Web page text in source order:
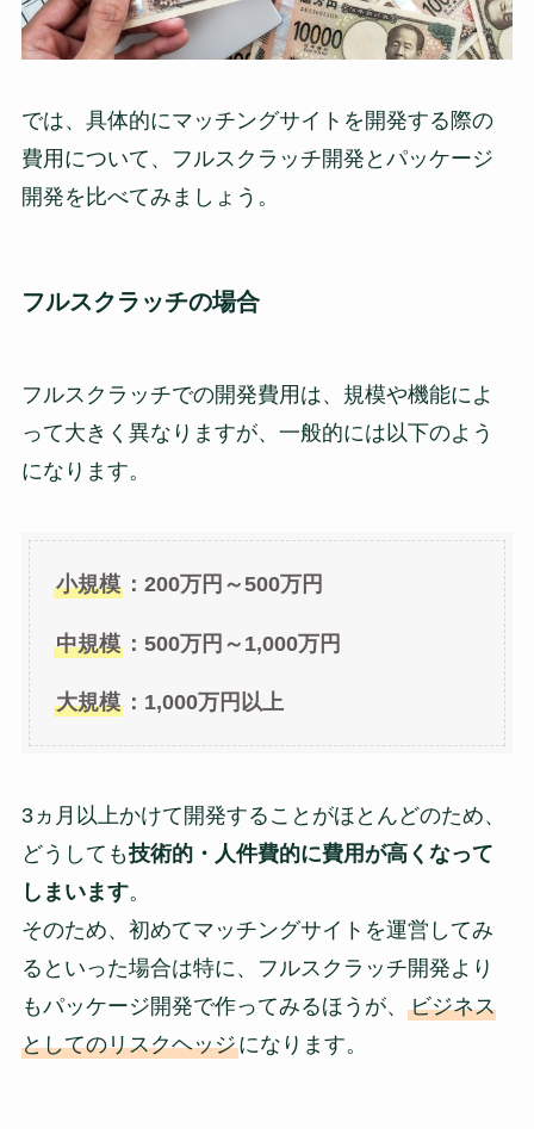
では、具体的にマッチングサイトを開発する際の
費用について、フルスクラッチ開発とパッケージ
開発を比べてみましょう。
フルスクラッチの場合
フルスクラッチでの開発費用は、規模や機能によ
って大きく異なりますが、一般的には以下のよう
になります。
小規模：200万円～500万円
中規模：500万円～1,000万円
大規模：1,000万円以上
3ヵ月以上かけて開発することがほとんどのため、
どうしても技術的・人件費的に費用が高くなって
しまいます。
そのため、初めてマッチングサイトを運営してみ
るといった場合は特に、フルスクラッチ開発より
もパッケージ開発で作ってみるほうが、 ビジネス
としてのリスクヘッジになります。